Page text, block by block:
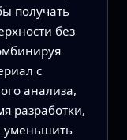
получать
без
с
анализа,
разработки,
уменьшить